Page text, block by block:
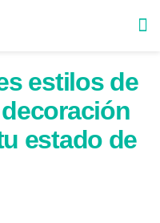
estilos de
estado de